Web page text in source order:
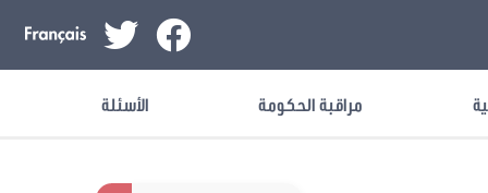
مراقبة الحكومة الأسئلة